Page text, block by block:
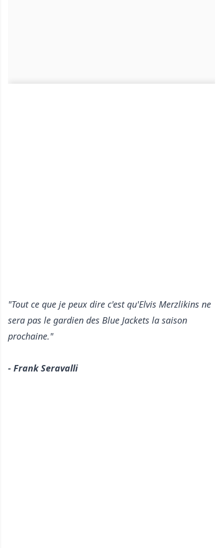
"Tout ce que je peux dire c'est qu'Elvis Merzlikins ne
sera pas le gardien des Blue Jackets la saison
prochaine."
- Frank Seravalli